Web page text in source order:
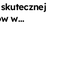
w